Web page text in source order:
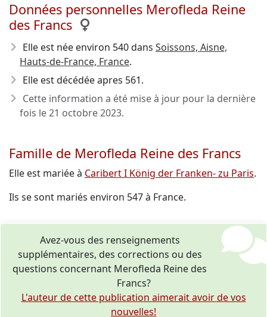
Données personnelles Merofleda Reine
des Francs
Elle est née environ 540dans Soissons, Aisne,
Hauts-de-France, France.
Elle est décédée apres 561.
Cette information a été mise à jour pour la dernière
fois le21 octobre 2023.
Famille de Merofleda Reine des Francs
Elle est mariée à Caribert I König der Franken- zu Paris.
Ils se sont mariés environ 547 à France.
Avez-vous des renseignements
supplémentaires, des corrections ou des
questions concernant Merofleda Reine des
Francs?
L'auteur de cette publication aimerait avoir de vos
nouvelles!